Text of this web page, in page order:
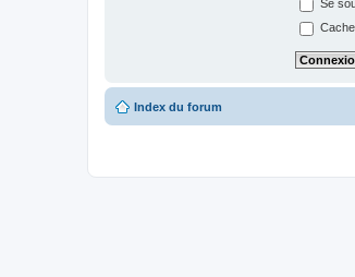
Se
Index du forum